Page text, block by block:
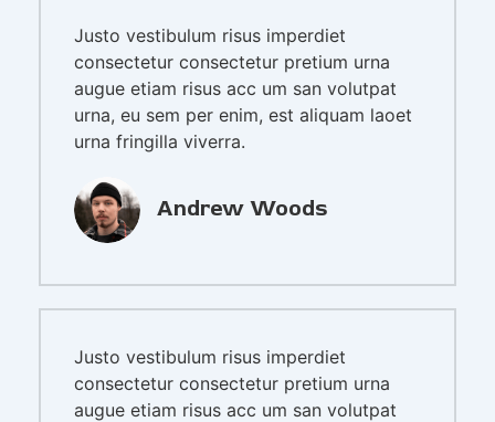
Justo vestibulum risus imperdiet
consectetur consectetur pretium urna
augue etiam risus acc um san volutpat
urna, eu sem per enim, est aliquam laoet
urna fringilla viverra.
Andrew Woods
Justo vestibulum risus imperdiet
consectetur consectetur pretium urna
augue etiam risus acc um san volutpat